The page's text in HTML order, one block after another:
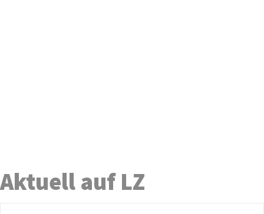
Aktuell auf LZ